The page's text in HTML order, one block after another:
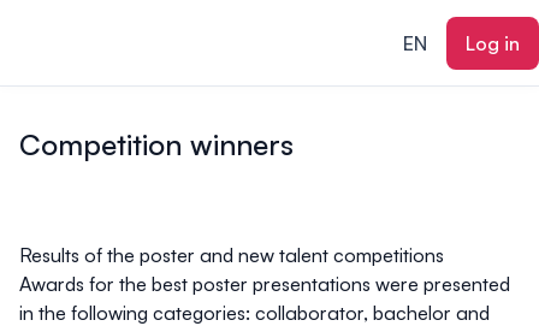
EN
Log in
Competition winners
Results of the poster and new talent competitions
Awards for the best poster presentations were presented
in the following categories: collaborator, bachelor and